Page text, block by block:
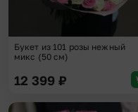
Букет из 101 розы нежный
микс (50 см)
12 399 ₽